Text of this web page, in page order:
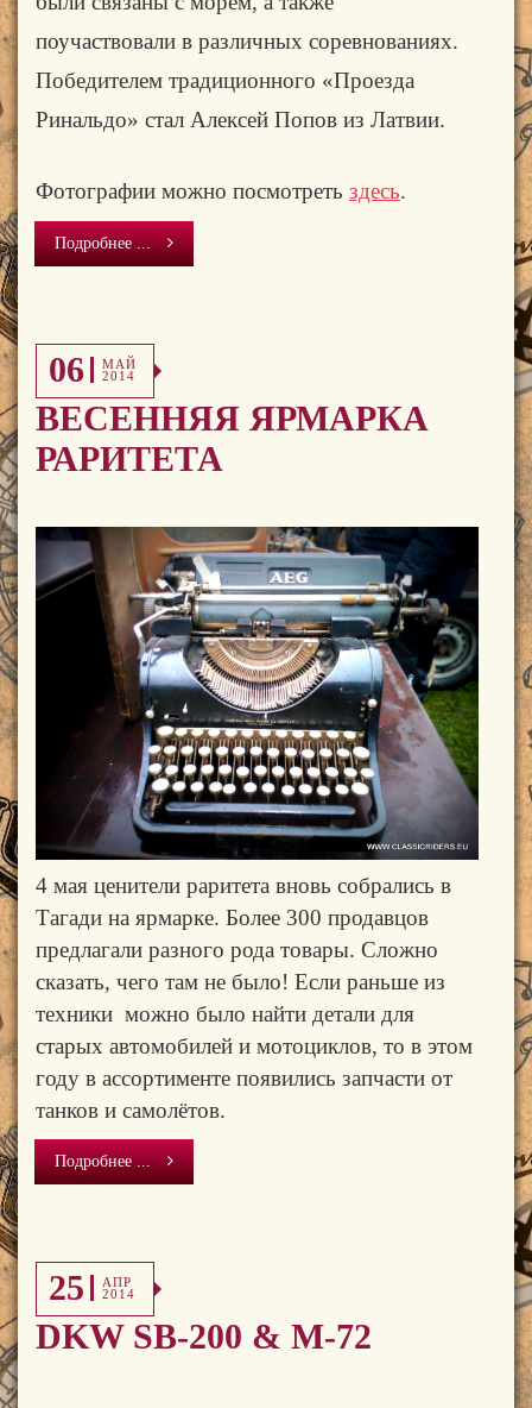
поучаствовали в различных соревнованиях.
Победителем традиционного «Проезда
Ринальдо» стал Алексей Попов из Латвии.
Фотографии можно посмотреть здесь.
Подробнее ...
06
МАЙ
2014
ВЕСЕННЯЯ ЯРМАРКА
РАРИТЕТА
4 мая ценители раритета вновь собрались в
Тагади на ярмарке. Более 300 продавцов
предлагали разного рода товары. Сложно
сказать, чего там не было! Если раньше из
техники можно было найти детали для
старых автомобилей и мотоциклов, то в этом
году в ассортименте появились запчасти от
танков и самолётов.
Подробнее ...
25
АПР
2014
DKW SB-200 & M-72